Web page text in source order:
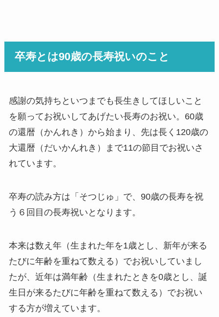
卒寿とは90歳の長寿祝いのこと
感謝の気持ちといつまでも長生きしてほしいこと
を願ってお祝いしてあげたい長寿のお祝い。60歳
の還暦（かんれき）から始まり、先は長く120歳の
大還暦（だいかんれき）まで11の節目でお祝いさ
れています。
卒寿の読み方は「そつじゅ」で、90歳の長寿を祝
う６回目の長寿祝いとなります。
本来は数え年（生まれた年を1歳とし、新年が来る
たびに年齢を重ねて数える）でお祝いしていまし
たが、近年は満年齢（生まれたときを0歳とし、誕
生日が来るたびに年齢を重ねて数える）でお祝い
する方が増えています。